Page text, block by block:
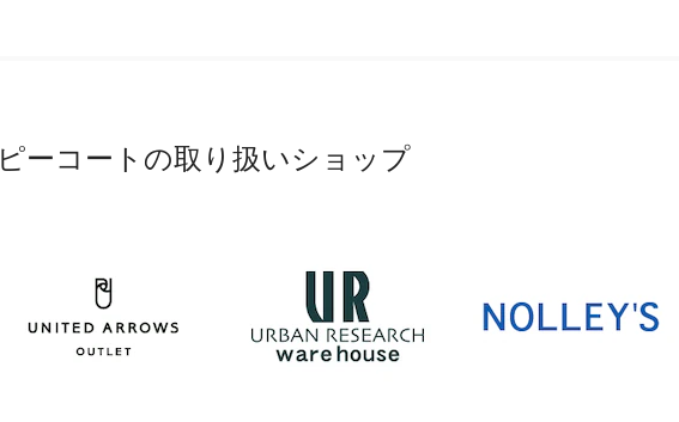
ピーコートの取り扱いショップ